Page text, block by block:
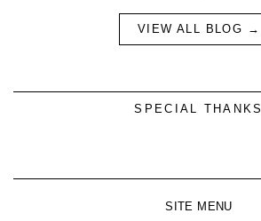
VIEW ALL BLOG →
SPECIAL THANKS
SITE MENU